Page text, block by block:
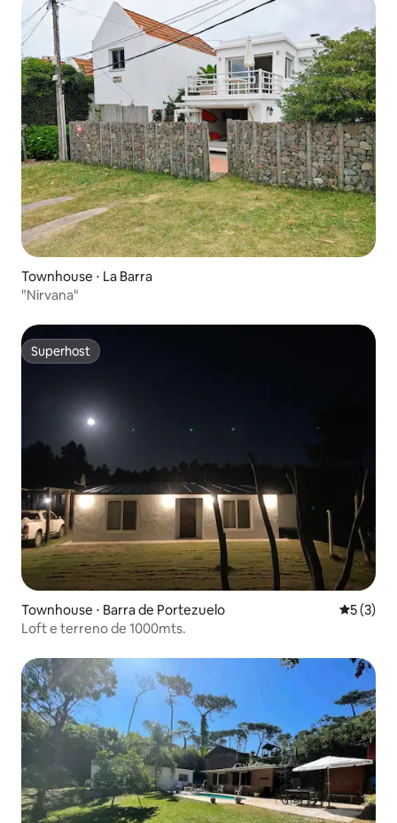
Townhouse ⋅ La Barra
"Nirvana"
Superhost
Superhost
Townhouse ⋅ Barra de Portezuelo 5 de
5 (3)
Loft e terreno de 1000mts.